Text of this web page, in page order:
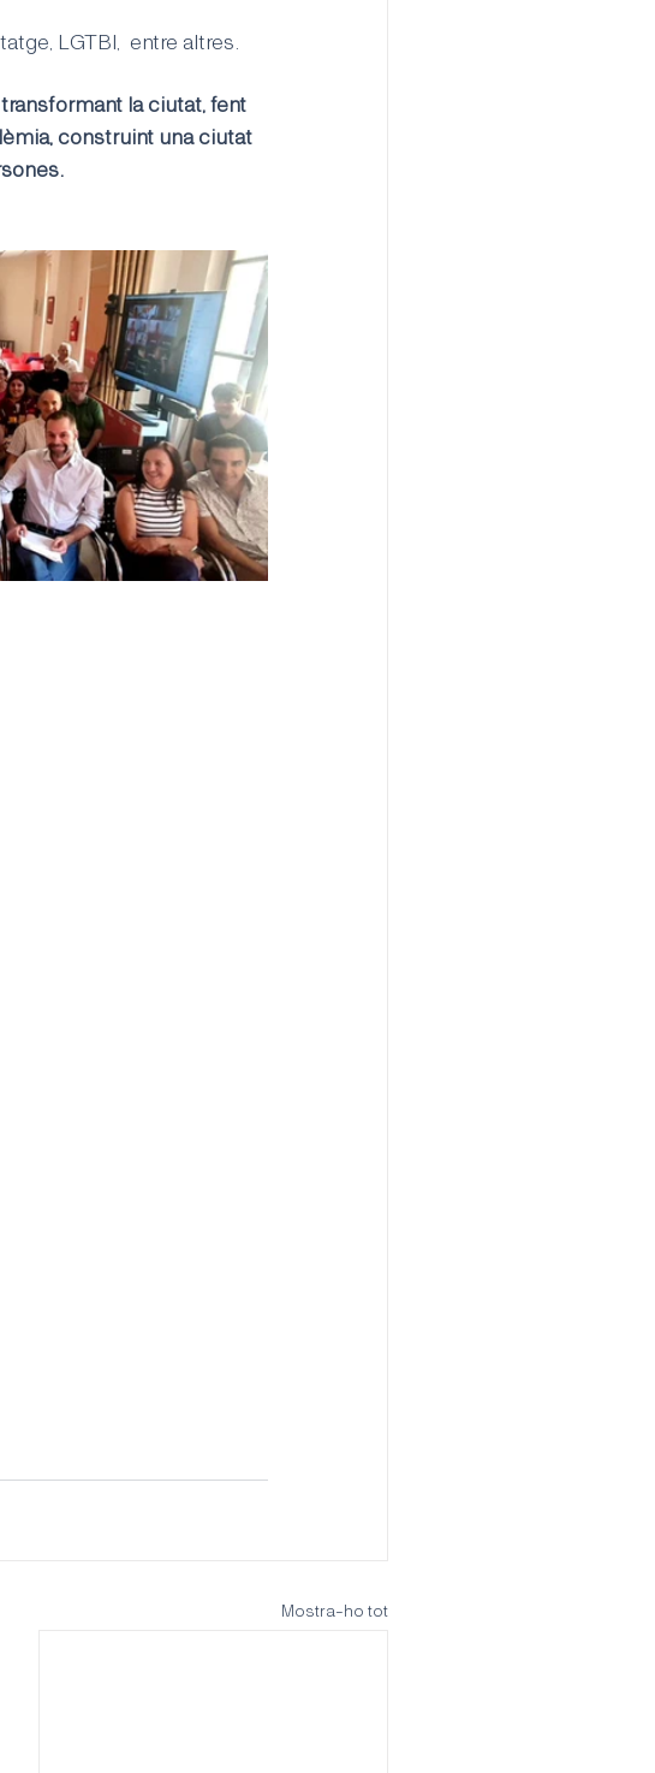
LGTBI,  entre altres.
la ciutat, fent
construint una ciutat
Mostra-ho tot